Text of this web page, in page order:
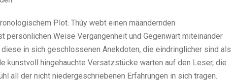
Plot. Thúy webt einen mäandernden
Weise Vergangenheit und Gegenwart miteinander
in sich geschlossenen Anekdoten, die eindringlicher sind als
kunstvoll hingehauchte Versatzstücke warten auf den Leser, die
all der nicht niedergeschriebenen Erfahrungen in sich tragen.